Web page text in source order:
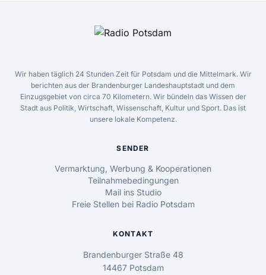
Wir haben täglich 24 Stunden Zeit für Potsdam und die Mittelmark. Wir
berichten aus der Brandenburger Landeshauptstadt und dem
Einzugsgebiet von circa 70 Kilometern. Wir bündeln das Wissen der
Stadt aus Politik, Wirtschaft, Wissenschaft, Kultur und Sport. Das ist
unsere lokale Kompetenz.
SENDER
Vermarktung, Werbung & Kooperationen
Teilnahmebedingungen
Mail ins Studio
Freie Stellen bei Radio Potsdam
KONTAKT
Brandenburger Straße 48
14467 Potsdam